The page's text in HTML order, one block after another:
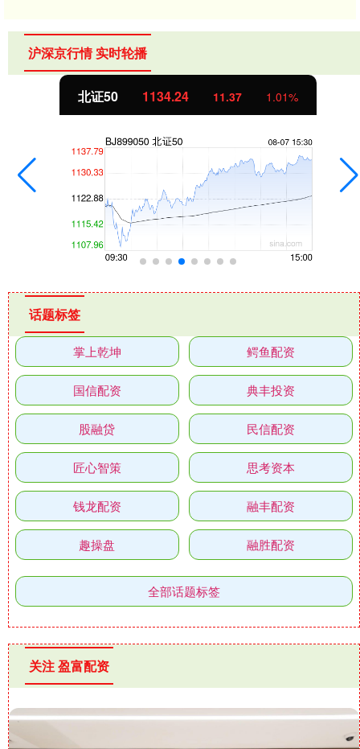
沪深京行情 实时轮播
北证50 1134.24 11.37 1.01%
话题标签
掌上乾坤 鳄鱼配资
国信配资 典丰投资
股融贷 民信配资
匠心智策 思考资本
钱龙配资 融丰配资
趣操盘 融胜配资
全部话题标签
关注 盈富配资